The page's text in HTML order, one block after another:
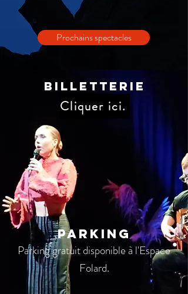
Prochains spectacles
Billetterie
Cliquer ici.
Parking
Parking gratuit disponible à l'Espace
Folard.